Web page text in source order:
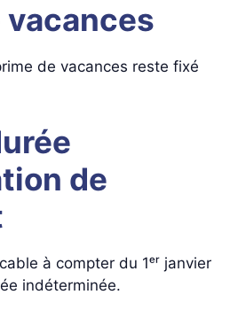
vacances
de vacances reste fixé
de
à compter du 1ᵉʳ janvier
indéterminée.